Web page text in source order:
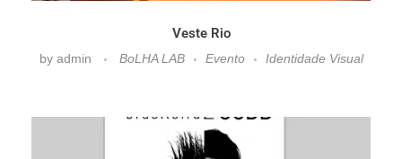
Veste Rio
by admin BoLHA LAB Evento Identidade Visual